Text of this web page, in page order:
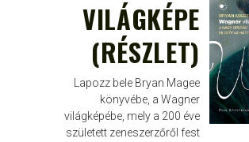
VILÁGKÉPE
(RÉSZLET)
Lapozz bele Bryan Magee
könyvébe, a Wagner
világképébe, mely a 200 éve
született zeneszerzőről fest